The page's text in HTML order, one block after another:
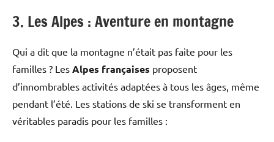
3. Les Alpes : Aventure en montagne
Qui a dit que la montagne n’était pas faite pour les
familles ? Les Alpes françaises proposent
d’innombrables activités adaptées à tous les âges, même
pendant l’été. Les stations de ski se transforment en
véritables paradis pour les familles :